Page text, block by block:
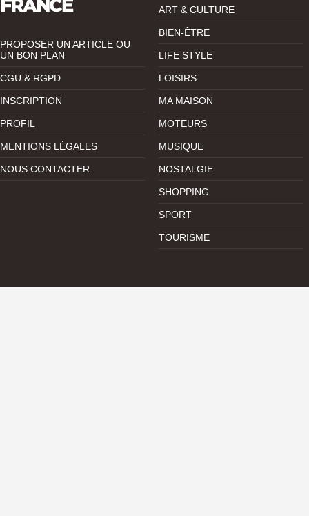
PROPOSER UN ARTICLE OU
UN BON PLAN
CGU & RGPD
INSCRIPTION
PROFIL
MENTIONS LÉGALES
NOUS CONTACTER
ART & CULTURE
BIEN-ÊTRE
LIFE STYLE
LOISIRS
MA MAISON
MOTEURS
MUSIQUE
NOSTALGIE
SHOPPING
SPORT
TOURISME